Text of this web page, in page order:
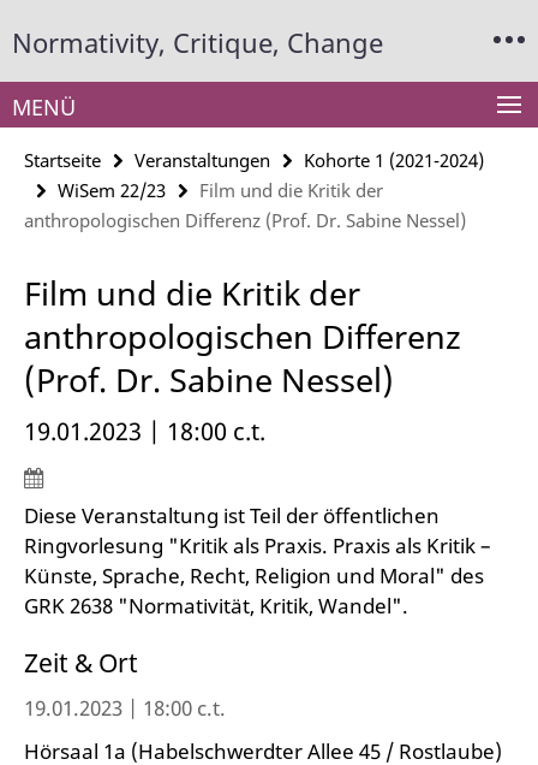
direkt
Inhalt
Normativity, Critique, Change
Service-
Navigation
MENÜ
Startseite Veranstaltungen
Kohorte 1 (2021-2024)
WiSem 22/23
Film und die Kritik der
anthropologischen Differenz (Prof. Dr. Sabine Nessel)
Film und die Kritik der
anthropologischen Differenz
(Prof. Dr. Sabine Nessel)
19.01.2023 | 18:00 c.t.
Diese Veranstaltung ist Teil der öffentlichen
Ringvorlesung "Kritik als Praxis. Praxis als Kritik –
Künste, Sprache, Recht, Religion und Moral" des
GRK 2638 "Normativität, Kritik, Wandel".
Zeit & Ort
19.01.2023 | 18:00 c.t.
Hörsaal 1a (Habelschwerdter Allee 45 / Rostlaube)